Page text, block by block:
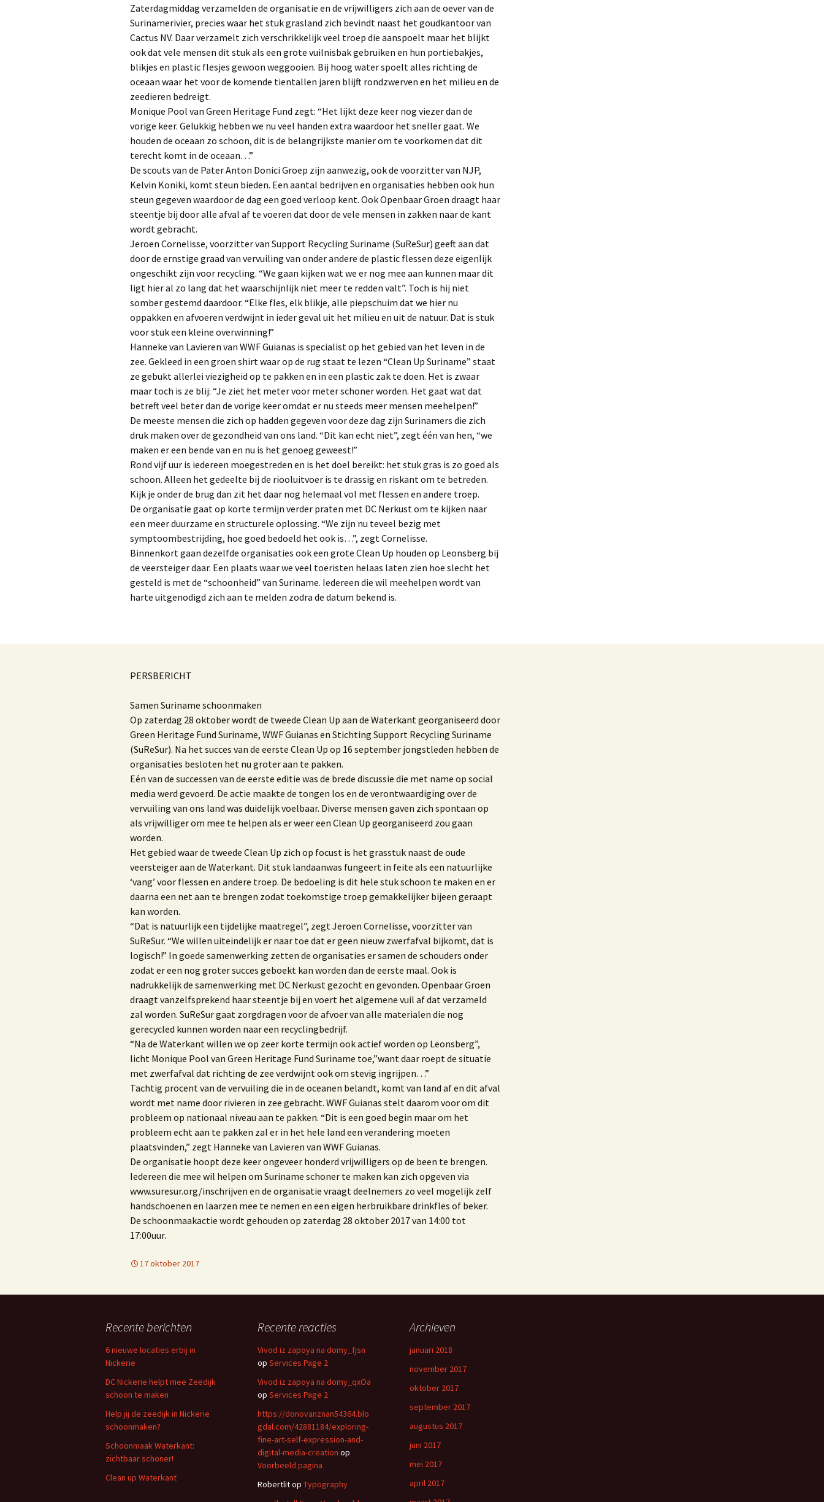
Zaterdagmiddag verzamelden de organisatie en de vrijwilligers zich aan de oever van de
Surinamerivier, precies waar het stuk grasland zich bevindt naast het goudkantoor van
Cactus NV. Daar verzamelt zich verschrikkelijk veel troep die aanspoelt maar het blijkt
ook dat vele mensen dit stuk als een grote vuilnisbak gebruiken en hun portiebakjes,
blikjes en plastic flesjes gewoon weggooien. Bij hoog water spoelt alles richting de
oceaan waar het voor de komende tientallen jaren blijft rondzwerven en het milieu en de
zeedieren bedreigt.
Monique Pool van Green Heritage Fund zegt: “Het lijkt deze keer nog viezer dan de
vorige keer. Gelukkig hebben we nu veel handen extra waardoor het sneller gaat. We
houden de oceaan zo schoon, dit is de belangrijkste manier om te voorkomen dat dit
terecht komt in de oceaan…”
De scouts van de Pater Anton Donici Groep zijn aanwezig, ook de voorzitter van NJP,
Kelvin Koniki, komt steun bieden. Een aantal bedrijven en organisaties hebben ook hun
steun gegeven waardoor de dag een goed verloop kent. Ook Openbaar Groen draagt haar
steentje bij door alle afval af te voeren dat door de vele mensen in zakken naar de kant
wordt gebracht.
Jeroen Cornelisse, voorzitter van Support Recycling Suriname (SuReSur) geeft aan dat
door de ernstige graad van vervuiling van onder andere de plastic flessen deze eigenlijk
ongeschikt zijn voor recycling. “We gaan kijken wat we er nog mee aan kunnen maar dit
ligt hier al zo lang dat het waarschijnlijk niet meer te redden valt”. Toch is hij niet
somber gestemd daardoor. “Elke fles, elk blikje, alle piepschuim dat we hier nu
oppakken en afvoeren verdwijnt in ieder geval uit het milieu en uit de natuur. Dat is stuk
voor stuk een kleine overwinning!”
Hanneke van Lavieren van WWF Guianas is specialist op het gebied van het leven in de
zee. Gekleed in een groen shirt waar op de rug staat te lezen “Clean Up Suriname” staat
ze gebukt allerlei viezigheid op te pakken en in een plastic zak te doen. Het is zwaar
maar toch is ze blij: “Je ziet het meter voor meter schoner worden. Het gaat wat dat
betreft veel beter dan de vorige keer omdat er nu steeds meer mensen meehelpen!”
De meeste mensen die zich op hadden gegeven voor deze dag zijn Surinamers die zich
druk maken over de gezondheid van ons land. “Dit kan echt niet”, zegt één van hen, “we
maken er een bende van en nu is het genoeg geweest!”
Rond vijf uur is iedereen moegestreden en is het doel bereikt: het stuk gras is zo goed als
schoon. Alleen het gedeelte bij de riooluitvoer is te drassig en riskant om te betreden.
Kijk je onder de brug dan zit het daar nog helemaal vol met flessen en andere troep.
De organisatie gaat op korte termijn verder praten met DC Nerkust om te kijken naar
een meer duurzame en structurele oplossing. “We zijn nu teveel bezig met
symptoombestrijding, hoe goed bedoeld het ook is…”, zegt Cornelisse.
Binnenkort gaan dezelfde organisaties ook een grote Clean Up houden op Leonsberg bij
de veersteiger daar. Een plaats waar we veel toeristen helaas laten zien hoe slecht het
gesteld is met de “schoonheid” van Suriname. Iedereen die wil meehelpen wordt van
harte uitgenodigd zich aan te melden zodra de datum bekend is.
PERSBERICHT
Samen Suriname schoonmaken
Op zaterdag 28 oktober wordt de tweede Clean Up aan de Waterkant georganiseerd door
Green Heritage Fund Suriname, WWF Guianas en Stichting Support Recycling Suriname
(SuReSur). Na het succes van de eerste Clean Up op 16 september jongstleden hebben de
organisaties besloten het nu groter aan te pakken.
Eén van de successen van de eerste editie was de brede discussie die met name op social
media werd gevoerd. De actie maakte de tongen los en de verontwaardiging over de
vervuiling van ons land was duidelijk voelbaar. Diverse mensen gaven zich spontaan op
als vrijwilliger om mee te helpen als er weer een Clean Up georganiseerd zou gaan
worden.
Het gebied waar de tweede Clean Up zich op focust is het grasstuk naast de oude
veersteiger aan de Waterkant. Dit stuk landaanwas fungeert in feite als een natuurlijke
‘vang’ voor flessen en andere troep. De bedoeling is dit hele stuk schoon te maken en er
daarna een net aan te brengen zodat toekomstige troep gemakkelijker bijeen geraapt
kan worden.
“Dat is natuurlijk een tijdelijke maatregel”, zegt Jeroen Cornelisse, voorzitter van
SuReSur. “We willen uiteindelijk er naar toe dat er geen nieuw zwerfafval bijkomt, dat is
logisch!” In goede samenwerking zetten de organisaties er samen de schouders onder
zodat er een nog groter succes geboekt kan worden dan de eerste maal. Ook is
nadrukkelijk de samenwerking met DC Nerkust gezocht en gevonden. Openbaar Groen
draagt vanzelfsprekend haar steentje bij en voert het algemene vuil af dat verzameld
zal worden. SuReSur gaat zorgdragen voor de afvoer van alle materialen die nog
gerecycled kunnen worden naar een recyclingbedrijf.
“Na de Waterkant willen we op zeer korte termijn ook actief worden op Leonsberg”,
licht Monique Pool van Green Heritage Fund Suriname toe,”want daar roept de situatie
met zwerfafval dat richting de zee verdwijnt ook om stevig ingrijpen…”
Tachtig procent van de vervuiling die in de oceanen belandt, komt van land af en dit afval
wordt met name door rivieren in zee gebracht. WWF Guianas stelt daarom voor om dit
probleem op nationaal niveau aan te pakken. “Dit is een goed begin maar om het
probleem echt aan te pakken zal er in het hele land een verandering moeten
plaatsvinden,” zegt Hanneke van Lavieren van WWF Guianas.
De organisatie hoopt deze keer ongeveer honderd vrijwilligers op de been te brengen.
Iedereen die mee wil helpen om Suriname schoner te maken kan zich opgeven via
www.suresur.org/inschrijven en de organisatie vraagt deelnemers zo veel mogelijk zelf
handschoenen en laarzen mee te nemen en een eigen herbruikbare drinkfles of beker.
De schoonmaakactie wordt gehouden op zaterdag 28 oktober 2017 van 14:00 tot
17:00uur.
17 oktober 2017
Recente berichten
6 nieuwe locaties erbij in
Nickerie
DC Nickerie helpt mee Zeedijk
schoon te maken
Help jij de zeedijk in Nickerie
schoonmaken?
Schoonmaak Waterkant:
zichtbaar schoner!
Clean up Waterkant
Recente reacties
Vivod iz zapoya na domy_fjsn
op Services Page 2
Vivod iz zapoya na domy_qxOa
op Services Page 2
https://donovanznan54364.blo
gdal.com/42881184/exploring-
fine-art-self-expression-and-
digital-media-creation op
Voorbeeld pagina
Robertlitop Typography
Archieven
januari 2018
november 2017
oktober 2017
september 2017
augustus 2017
juni 2017
mei 2017
april 2017